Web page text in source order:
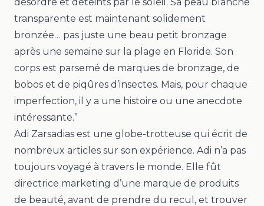
transparente est maintenant solidement
bronzée… pas juste une beau petit bronzage
après une semaine sur la plage en Floride. Son
corps est parsemé de marques de bronzage, de
bobos et de piqûres d’insectes. Mais, pour chaque
imperfection, il y a une histoire ou une anecdote
intéressante.”
Adi Zarsadias est une globe-trotteuse qui écrit de
nombreux articles sur son expérience. Adi n’a pas
toujours voyagé à travers le monde. Elle fût
directrice marketing d’une marque de produits
de beauté, avant de prendre du recul, et trouver